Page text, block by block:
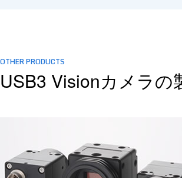
OTHER PRODUCTS
USB3 Visionカメラの